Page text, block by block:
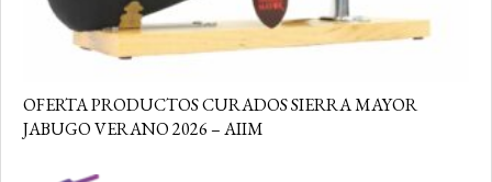
OFERTA PRODUCTOS CURADOS SIERRA MAYOR
JABUGO VERANO 2026 – AIIM